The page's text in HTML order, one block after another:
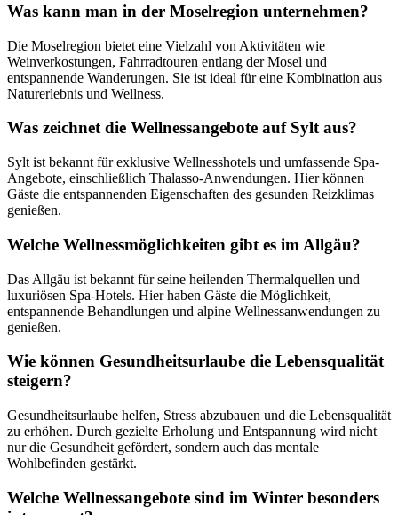
Was kann man in der Moselregion unternehmen?
Die Moselregion bietet eine Vielzahl von Aktivitäten wie
Weinverkostungen, Fahrradtouren entlang der Mosel und
entspannende Wanderungen. Sie ist ideal für eine Kombination aus
Naturerlebnis und Wellness.
Was zeichnet die Wellnessangebote auf Sylt aus?
Sylt ist bekannt für exklusive Wellnesshotels und umfassende Spa-
Angebote, einschließlich Thalasso-Anwendungen. Hier können
Gäste die entspannenden Eigenschaften des gesunden Reizklimas
genießen.
Welche Wellnessmöglichkeiten gibt es im Allgäu?
Das Allgäu ist bekannt für seine heilenden Thermalquellen und
luxuriösen Spa-Hotels. Hier haben Gäste die Möglichkeit,
entspannende Behandlungen und alpine Wellnessanwendungen zu
genießen.
Wie können Gesundheitsurlaube die Lebensqualität
steigern?
Gesundheitsurlaube helfen, Stress abzubauen und die Lebensqualität
zu erhöhen. Durch gezielte Erholung und Entspannung wird nicht
nur die Gesundheit gefördert, sondern auch das mentale
Wohlbefinden gestärkt.
Welche Wellnessangebote sind im Winter besonders